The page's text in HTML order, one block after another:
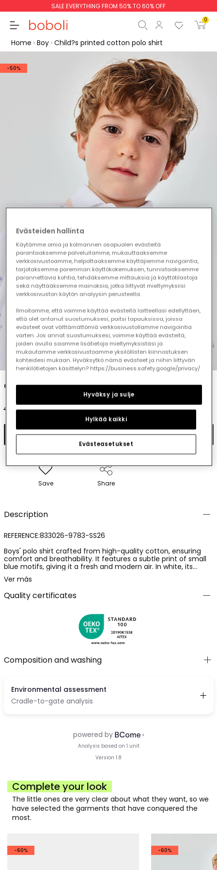
SALE EVERYTHING FROM 50% TO 60% OFF
0
€0.00
Continue Start order
Home Boy Child?s printed cotton polo shirt
-50%
2 3 4 5 6
Child?s printed cotton polo shirt
€22.95 €11.45
Add to cart
Save Share
Description
REFERENCE:833026-9783-SS26
Boys' polo shirt crafted from high-quality cotton, ensuring
comfort and breathability. It features a subtle print of small
blue motifs, giving it a fresh and modern air. In white, its
design includes a classic collar with a contrasting colour
touch at the edge, adding a distinctive touch. Available in
sizes from 12 months to 10 years, it is perfect for casual or
semi-formal occasions. Pair it with shorts or jeans for a stylish
Ver más
Quality certificates
Composition and washing
Complete your look
The little ones are very clear about what they want, so we
have selected the garments that have conquered the
most.
-60% -60%
Evästeiden hallinta
Käytämme omia ja kolmannen osapuolen evästeitä
parantaaksemme palveluitamme, mukauttaaksemme
verkkosivustoamme, helpottaaksemme käyttäjiemme navigointia,
tarjotaksemme paremman käyttökokemuksen, tunnistaaksemme
parannettavia kohtia, tehdäksemme mittauksia ja käyttötilastoja
sekä näyttääksemme mainoksia, jotka liittyvät mieltymyksiisi
verkkosivuston käytön analyysin perusteella.
Ilmoitamme, että voimme käyttää evästeitä laitteellasi edellyttäen,
että olet antanut suostumuksesi, paitsi tapauksissa, joissa
evästeet ovat välttämättömiä verkkosivustollamme navigointia
varten. Jos annat suostumuksesi, voimme käyttää evästeitä,
joiden avulla saamme lisätietoja mieltymyksistäsi ja
mukautamme verkkosivustoamme yksilöllisten kiinnostuksen
kohteidesi mukaan. Hyväksytkö nämä evästeet ja niihin liittyvän
henkilötietojen käsittelyn? https://business.safety.google/privacy/
Evästeasetukset
Hylkää kaikki
Hyväksy ja sulje